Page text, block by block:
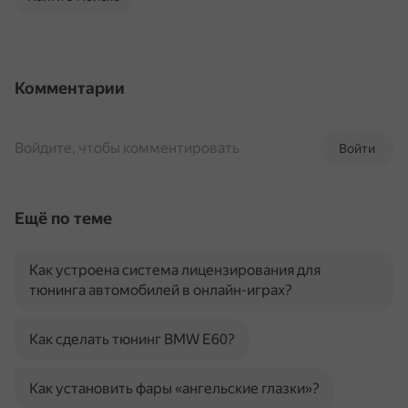
Комментарии
Войти
Войдите, чтобы комментировать
Ещё по теме
Как устроена система лицензирования для
тюнинга автомобилей в онлайн-играх?
Как сделать тюнинг BMW E60?
Как установить фары «ангельские глазки»?